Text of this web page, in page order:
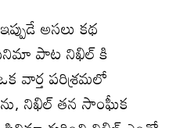
అసలు కథ
పాట నిఖిల్ కి
వార్త పరిశ్రమలో
నిఖిల్ తన సాంఘీక